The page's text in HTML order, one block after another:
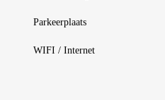
Parkeerplaats
WIFI / Internet